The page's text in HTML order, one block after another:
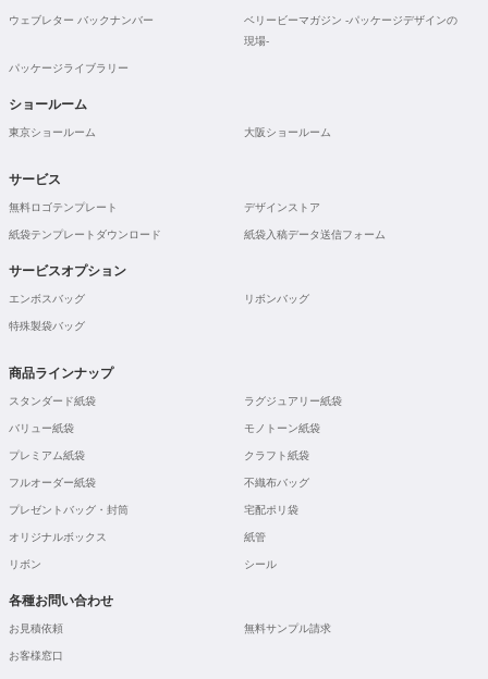
ウェブレター バックナンバー
ベリービーマガジン -パッケージデザインの
現場-
パッケージライブラリー
ショールーム
東京ショールーム 大阪ショールーム
サービス
無料ロゴテンプレート デザインストア
紙袋テンプレートダウンロード 紙袋入稿データ送信フォーム
サービスオプション
エンボスバッグ リボンバッグ
特殊製袋バッグ
商品ラインナップ
スタンダード紙袋 ラグジュアリー紙袋
バリュー紙袋 モノトーン紙袋
プレミアム紙袋 クラフト紙袋
フルオーダー紙袋 不織布バッグ
プレゼントバッグ・封筒 宅配ポリ袋
オリジナルボックス 紙管
リボン シール
各種お問い合わせ
お見積依頼 無料サンプル請求
お客様窓口